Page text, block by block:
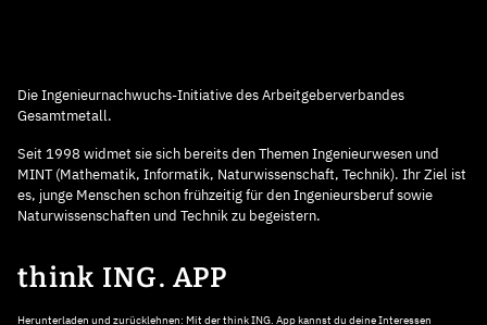
Die Ingenieurnachwuchs-Initiative des Arbeitgeberverbandes
Gesamtmetall.
Seit 1998 widmet sie sich bereits den Themen Ingenieurwesen und
MINT (Mathematik, Informatik, Naturwissenschaft, Technik). Ihr Ziel ist
es, junge Menschen schon frühzeitig für den Ingenieursberuf sowie
Naturwissenschaften und Technik zu begeistern.
think ING. APP
Herunterladen und zurücklehnen: Mit der think ING. App kannst du deine Interessen